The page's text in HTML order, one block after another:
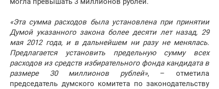
«Эта сумма расходов была установлена при принятии
Думой указанного закона более десяти лет назад, 29
мая 2012 года, и в дальнейшем ни разу не менялась.
Предлагается установить предельную сумму всех
расходов из средств избирательного фонда кандидата в
размере 30 миллионов рублей», – отметила
председатель думского комитета по законодательству